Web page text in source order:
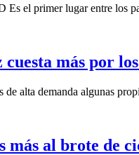
el primer lugar entre los
más por
alta demanda algunas
más al brote de